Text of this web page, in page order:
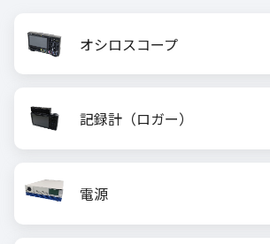
オシロスコープ
記録計（ロガー）
電源